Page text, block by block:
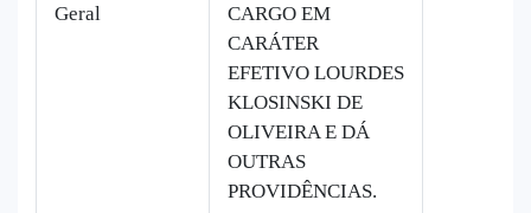
Geral
CARGO EM
CARÁTER
EFETIVO LOURDES
KLOSINSKI DE
OLIVEIRA E DÁ
OUTRAS
PROVIDÊNCIAS.